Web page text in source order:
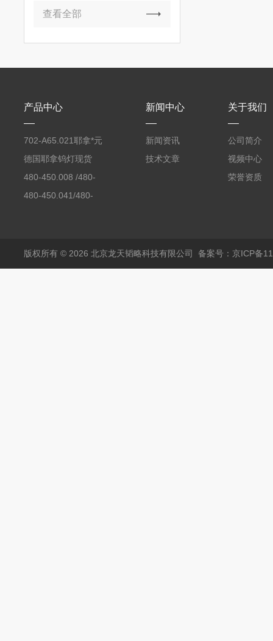
查看全部
产品中心
702-A65.021耶拿*元
素分析仪反应罐
德国耶拿钨灯现货
480-450.008 /480-
450.008C耶拿镉Cd空
480-450.041/480-
包邮
新闻中心
新闻资讯
技术文章
关于我们
公司简介
视频中心
荣誉资质
版权所有 © 2026 北京龙天韬略科技有限公司 备案号：京ICP备